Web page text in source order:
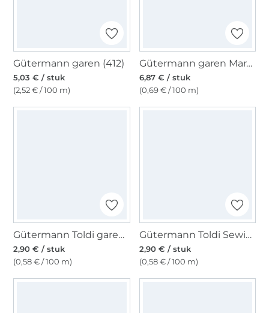
Gütermann garen (412)
5,03 € / stuk
(2,52 € / 100 m)
Gütermann garen Mara 120 1000 m, 0000
6,87 € / stuk
(0,69 € / 100 m)
Gütermann Toldi garen, 500 m donkergrijs
2,90 € / stuk
(0,58 € / 100 m)
Gütermann Toldi Sewing Thread, 500 m, darkrood
2,90 € / stuk
(0,58 € / 100 m)